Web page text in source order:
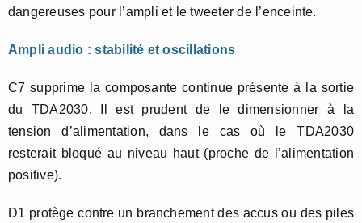
dangereuses pour l’ampli et le tweeter de l’enceinte.
Ampli audio : stabilité et oscillations
C7 supprime la composante continue présente à la sortie
du TDA2030. Il est prudent de le dimensionner à la
tension d’alimentation, dans le cas où le TDA2030
resterait bloqué au niveau haut (proche de l’alimentation
positive).
D1 protège contre un branchement des accus ou des piles